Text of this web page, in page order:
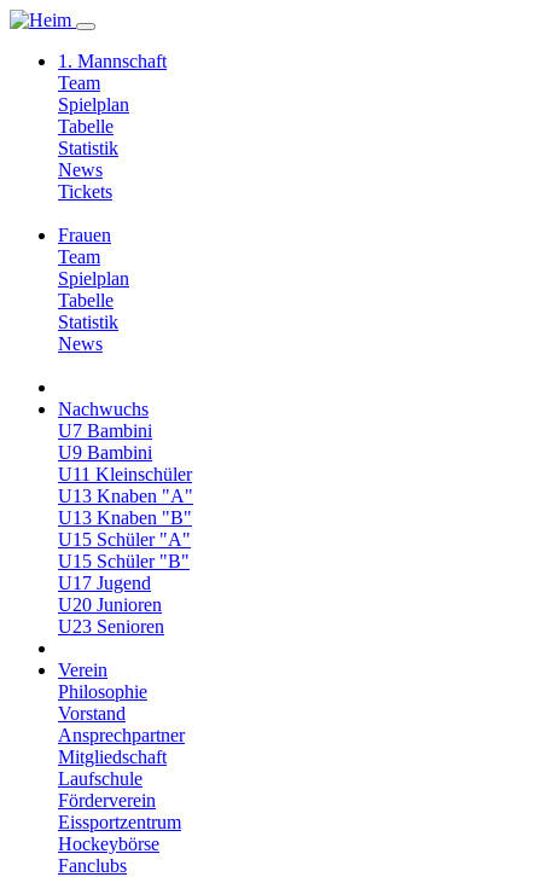
1. Mannschaft
Team
Spielplan
Tabelle
Statistik
News
Tickets
Frauen
Team
Spielplan
Tabelle
Statistik
News
Nachwuchs
U7 Bambini
U9 Bambini
U11 Kleinschüler
U13 Knaben "A"
U13 Knaben "B"
U15 Schüler "A"
U15 Schüler "B"
U17 Jugend
U20 Junioren
U23 Senioren
Verein
Philosophie
Vorstand
Ansprechpartner
Mitgliedschaft
Laufschule
Förderverein
Eissportzentrum
Hockeybörse
Fanclubs